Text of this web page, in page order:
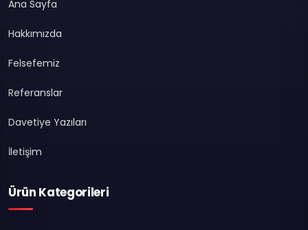
Ana Sayfa
Hakkımızda
Felsefemiz
Referanslar
Davetiye Yazıları
İletişim
Ürün Kategorileri